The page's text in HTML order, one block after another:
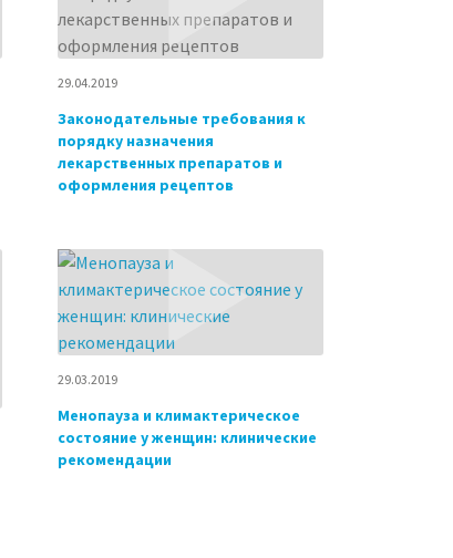
29.04.2019
Законодательные требования к
порядку назначения
лекарственных препаратов и
оформления рецептов
29.03.2019
Менопауза и климактерическое
состояние у женщин: клинические
рекомендации